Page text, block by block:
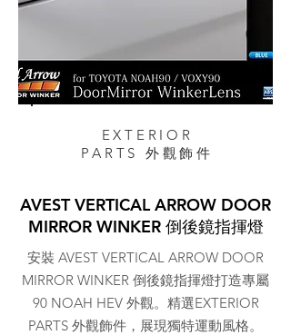
EXTERIOR
PARTS 外觀飾件
AVEST VERTICAL ARROW DOOR
MIRROR WINKER 倒後鏡指揮燈
安裝 AVEST VERTICAL ARROW DOOR
MIRROR WINKER 倒後鏡指揮燈打造專屬
90 NOAH HEV 外觀。精選EXTERIOR
PARTS 外觀飾件，展現獨特運動風格。